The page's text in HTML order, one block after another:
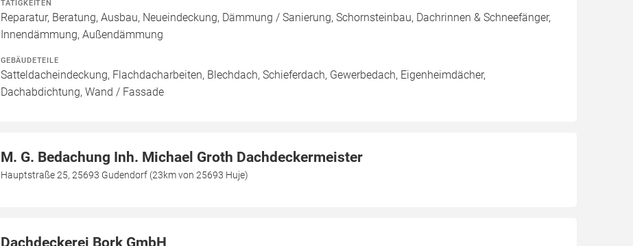
TÄTIGKEITEN
Reparatur, Beratung, Ausbau, Neueindeckung, Dämmung / Sanierung, Schornsteinbau, Dachrinnen & Schneefänger,
Innendämmung, Außendämmung
GEBÄUDETEILE
Satteldacheindeckung, Flachdacharbeiten, Blechdach, Schieferdach, Gewerbedach, Eigenheimdächer,
Dachabdichtung, Wand / Fassade
M. G. Bedachung Inh. Michael Groth Dachdeckermeister
Hauptstraße 25, 25693 Gudendorf (23km von 25693 Huje)
Dachdeckerei Bork GmbH